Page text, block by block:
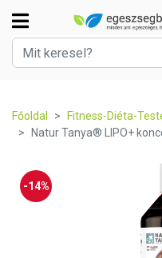
Főoldal Fitness-Diéta-
Natur Tanya® LIPO+
-14%